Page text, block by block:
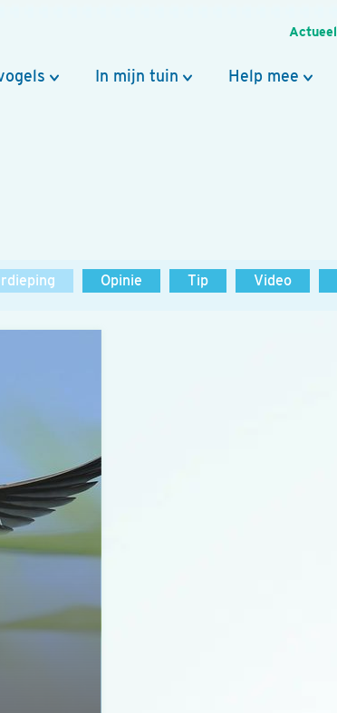
Actueel
In mijn tuin Help mee
Opinie Tip Video